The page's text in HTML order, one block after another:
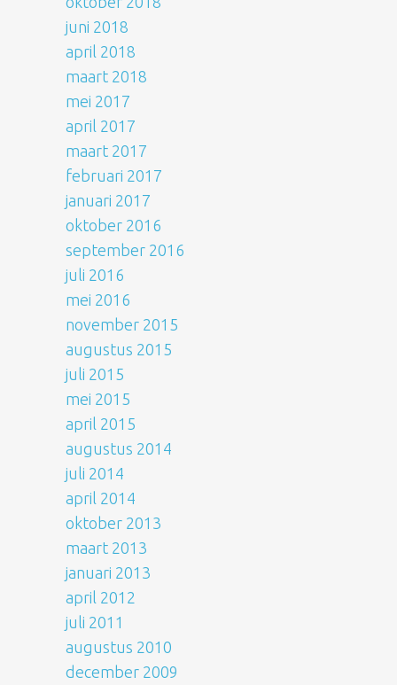
juni 2018
april 2018
maart 2018
mei 2017
april 2017
maart 2017
februari 2017
januari 2017
oktober 2016
september 2016
juli 2016
mei 2016
november 2015
augustus 2015
juli 2015
mei 2015
april 2015
augustus 2014
juli 2014
april 2014
oktober 2013
maart 2013
januari 2013
april 2012
juli 2011
augustus 2010
december 2009